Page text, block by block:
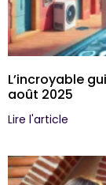
L’incroyable
août 2025
Lire l'article